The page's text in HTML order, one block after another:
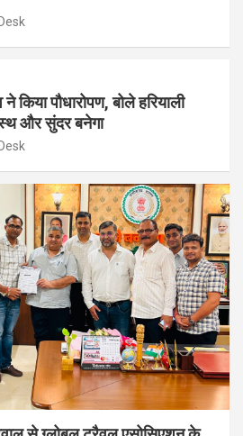
पौधारोपण, बोले हरियाली
और सुंदर बनेगा